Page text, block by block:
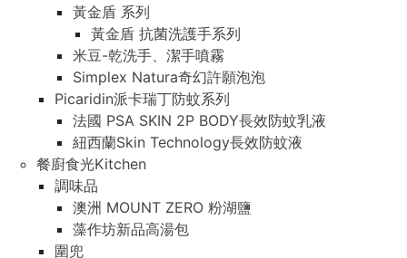
黃金盾 系列
黃金盾 抗菌洗護手系列
米豆-乾洗手、潔手噴霧
Simplex Natura奇幻許願泡泡
Picaridin派卡瑞丁防蚊系列
法國 PSA SKIN 2P BODY長效防蚊乳液
紐西蘭Skin Technology長效防蚊液
餐廚食光Kitchen
調味品
澳洲 MOUNT ZERO 粉湖鹽
藻作坊新品高湯包
圍兜